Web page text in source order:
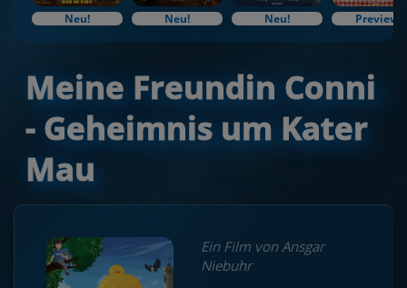
Neu! Neu! Neu! Preview
Meine Freundin Conni
- Geheimnis um Kater
Mau
Ein Film von Ansgar
Niebuhr